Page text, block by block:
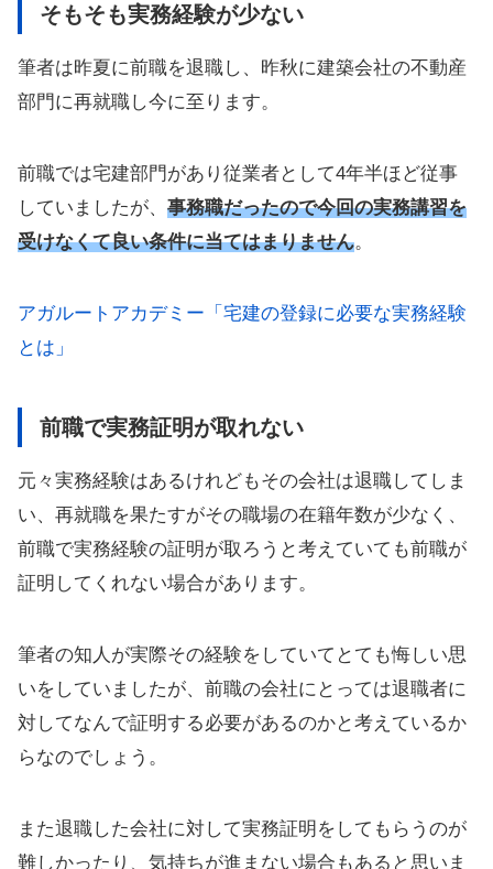
そもそも実務経験が少ない
筆者は昨夏に前職を退職し、昨秋に建築会社の不動産
部門に再就職し今に至ります。
前職では宅建部門があり従業者として4年半ほど従事
していましたが、 事務職だったので今回の実務講習を
受けなくて良い条件に当てはまりません。
アガルートアカデミー「宅建の登録に必要な実務経験
とは」
前職で実務証明が取れない
元々実務経験はあるけれどもその会社は退職してしま
い、再就職を果たすがその職場の在籍年数が少なく、
前職で実務経験の証明が取ろうと考えていても前職が
証明してくれない場合があります。
筆者の知人が実際その経験をしていてとても悔しい思
いをしていましたが、前職の会社にとっては退職者に
対してなんで証明する必要があるのかと考えているか
らなのでしょう。
また退職した会社に対して実務証明をしてもらうのが
難しかったり、気持ちが進まない場合もあると思いま